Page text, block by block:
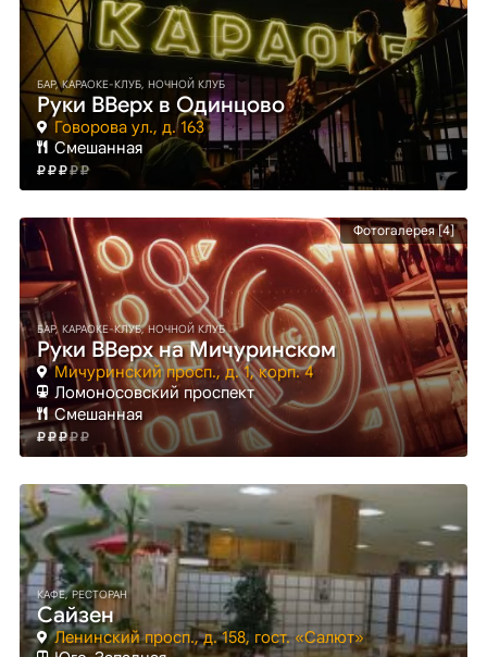
БАР, КАРАОКЕ-КЛУБ, НОЧНОЙ КЛУБ
Руки ВВерх в Одинцово
Говорова ул., д. 163
Смешанная
Фотогалерея [4]
БАР, КАРАОКЕ-КЛУБ, НОЧНОЙ КЛУБ
Руки ВВерх на Мичуринском
Мичуринский просп., д. 1, корп. 4
Ломоносовский проспект
Смешанная
КАФЕ, РЕСТОРАН
Сайзен
Ленинский просп., д. 158, гост. «Салют»